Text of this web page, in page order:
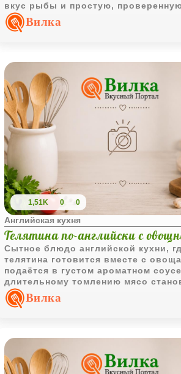
вкус рыбы и простую,
подачу.Вилка
1,51K 0 0
Английская кухня
Телятина по-английски с
Сытное блюдо английской кухни,
телятина готовится вместе с
подаётся в густом ароматном
длительному томлению мясо
особенно сочным и хорошо
картофелем.
Вилка